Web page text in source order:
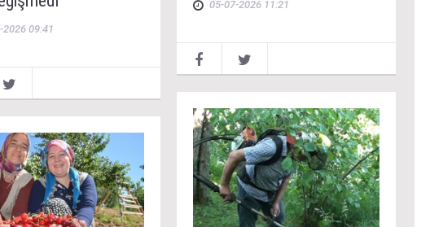
05-07-2026 11:21
2026 09:41